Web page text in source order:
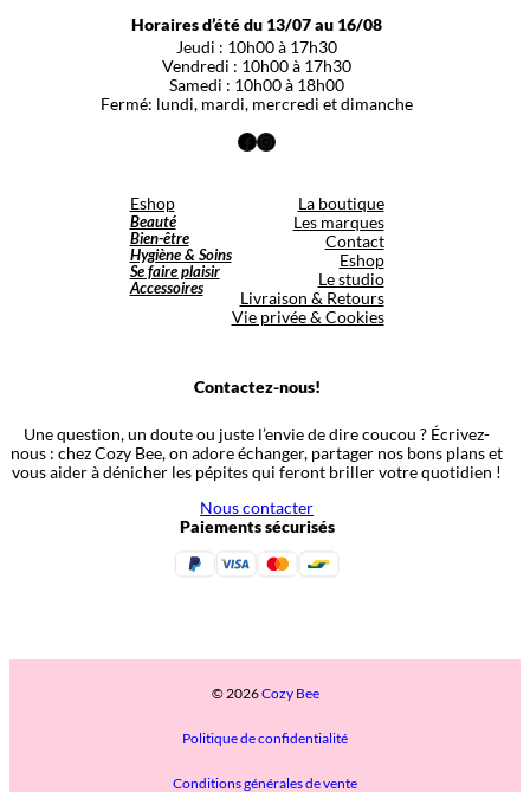
Horaires d’été du 13/07 au 16/08
Jeudi : 10h00 à 17h30
Vendredi : 10h00 à 17h30
Samedi : 10h00 à 18h00
Fermé: lundi, mardi, mercredi et dimanche
Facebook
Instagram
Eshop
Beauté
Bien-être
Hygiène & Soins
Se faire plaisir
Accessoires
La boutique
Les marques
Contact
Eshop
Le studio
Livraison & Retours
Vie privée & Cookies
Contactez-nous!
Une question, un doute ou juste l’envie de dire coucou ? Écrivez-
nous : chez Cozy Bee, on adore échanger, partager nos bons plans et
vous aider à dénicher les pépites qui feront briller votre quotidien !
Nous contacter
Paiements sécurisés
© 2026Cozy Bee
Politique de confidentialité
Conditions générales de vente